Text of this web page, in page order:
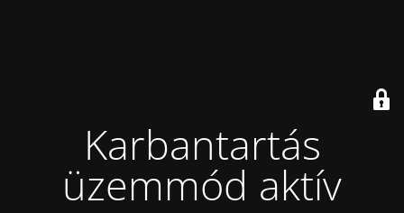
Karbantartás
üzemmód aktív